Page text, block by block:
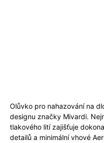
Olůvko pro nahazování na
designu značky Mivardi.
tlakového lití zajišťuje
detailů a minimální vhové